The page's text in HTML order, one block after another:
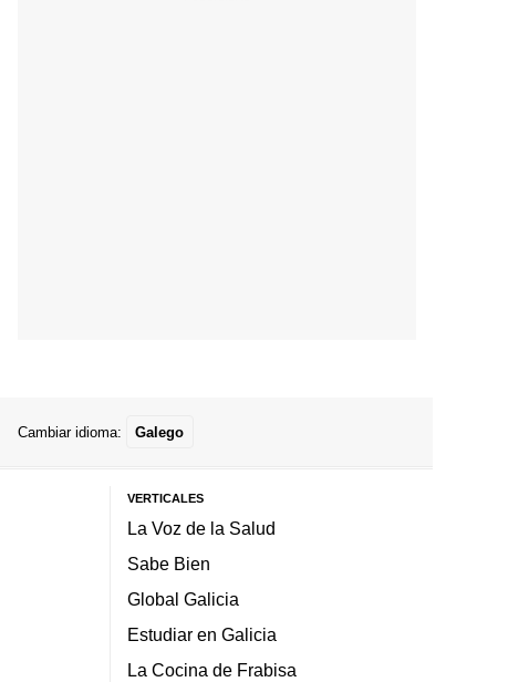
Cambiar idioma: Galego
VERTICALES
La Voz de la Salud
Sabe Bien
Global Galicia
Estudiar en Galicia
La Cocina de Frabisa